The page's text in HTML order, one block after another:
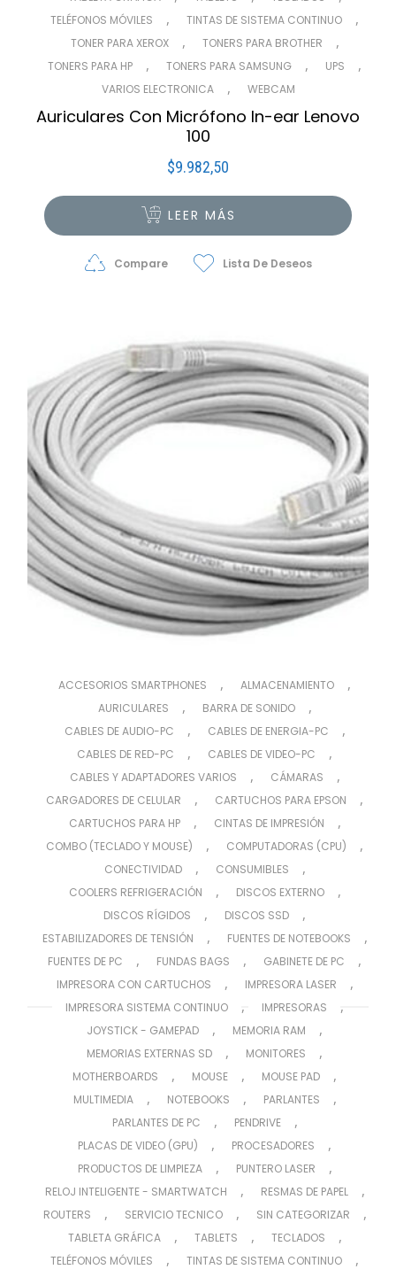
TELÉFONOS MÓVILES , TINTAS DE SISTEMA CONTINUO ,
TONER PARA XEROX , TONERS PARA BROTHER ,
TONERS PARA HP , TONERS PARA SAMSUNG , UPS ,
VARIOS ELECTRONICA , WEBCAM
Auriculares Con Micrófono In-ear Lenovo
100
$9.982,50
LEER MÁS
Compare Lista De Deseos
ACCESORIOS SMARTPHONES , ALMACENAMIENTO ,
AURICULARES , BARRA DE SONIDO ,
CABLES DE AUDIO-PC , CABLES DE ENERGIA-PC ,
CABLES DE RED-PC , CABLES DE VIDEO-PC ,
CABLES Y ADAPTADORES VARIOS , CÁMARAS ,
CARGADORES DE CELULAR , CARTUCHOS PARA EPSON ,
CARTUCHOS PARA HP , CINTAS DE IMPRESIÓN ,
COMBO (TECLADO Y MOUSE) , COMPUTADORAS (CPU) ,
CONECTIVIDAD , CONSUMIBLES ,
COOLERS REFRIGERACIÓN , DISCOS EXTERNO ,
DISCOS RÍGIDOS , DISCOS SSD ,
ESTABILIZADORES DE TENSIÓN , FUENTES DE NOTEBOOKS ,
FUENTES DE PC , FUNDAS BAGS , GABINETE DE PC ,
IMPRESORA CON CARTUCHOS , IMPRESORA LASER ,
IMPRESORA SISTEMA CONTINUO , IMPRESORAS ,
JOYSTICK - GAMEPAD , MEMORIA RAM ,
MEMORIAS EXTERNAS SD , MONITORES ,
MOTHERBOARDS , MOUSE , MOUSE PAD ,
MULTIMEDIA , NOTEBOOKS , PARLANTES ,
PARLANTES DE PC , PENDRIVE ,
PLACAS DE VIDEO (GPU) , PROCESADORES ,
PRODUCTOS DE LIMPIEZA , PUNTERO LASER ,
RELOJ INTELIGENTE - SMARTWATCH , RESMAS DE PAPEL ,
ROUTERS , SERVICIO TECNICO , SIN CATEGORIZAR ,
TABLETA GRÁFICA , TABLETS , TECLADOS ,
TELÉFONOS MÓVILES , TINTAS DE SISTEMA CONTINUO ,